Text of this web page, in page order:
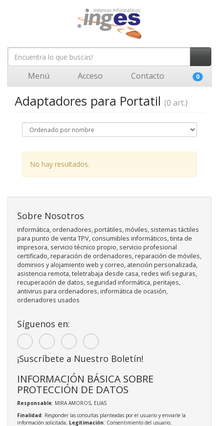
Menú Acceso Contacto 0
Adaptadores para Portatil (0 art.)
No hay resultados.
Sobre Nosotros
informática, ordenadores, portátiles, móviles, sistemas táctiles
para punto de venta TPV, consumibles informáticos, tinta de
impresora, servicio técnico propio, servicio profesional
certificado, reparación de ordenadores, reparación de móviles,
dominios y alojamiento web y correo, atención personalizada,
asistencia remota, teletrabaja desde casa, redes wifi seguras,
recuperación de datos, seguridad informática, peritajes,
antivirus para ordenadores, informática de ocasión,
ordenadores usados
Síguenos en:
¡Suscríbete a Nuestro Boletín!
INFORMACIÓN BÁSICA SOBRE
PROTECCIÓN DE DATOS
Responsable: MIRA AMOROS, ELIAS
Finalidad: Responder las consultas planteadas por el usuario y enviarle la
información solicitada; Legitimación: Consentimiento del usuario;